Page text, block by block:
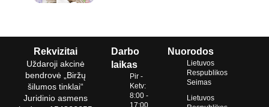
Rekvizitai
Uždaroji akcinė
bendrovė „Biržų
šilumos tinklai“
Juridinio asmens
Darbo
laikas
Pir -
Ketv:
8:00 -
17:00
Nuorodos
Lietuvos
Respublikos
Seimas
Lietuvos